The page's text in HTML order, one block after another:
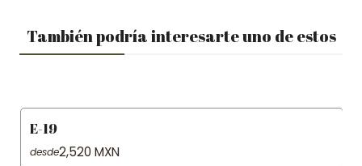
También podría interesarte uno de estos
E-19
desde2,520 MXN